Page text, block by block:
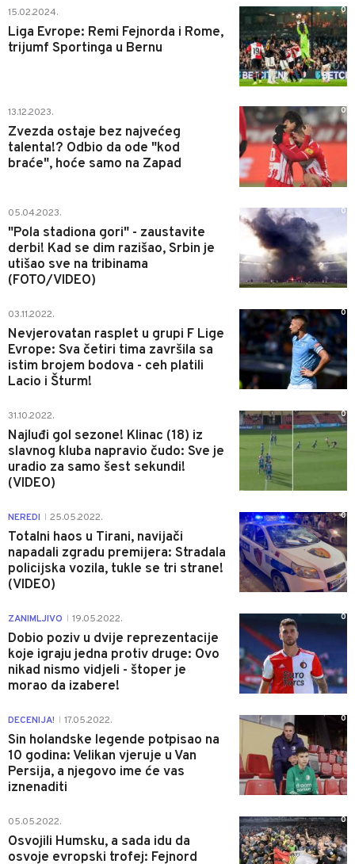
15.02.2024.
Liga Evrope: Remi Fejnorda i Rome,
trijumf Sportinga u Bernu
0
13.12.2023.
Zvezda ostaje bez najvećeg
talenta!? Odbio da ode "kod
braće", hoće samo na Zapad
0
05.04.2023.
"Pola stadiona gori" - zaustavite
derbi! Kad se dim razišao, Srbin je
utišao sve na tribinama
(FOTO/VIDEO)
0
03.11.2022.
Nevjerovatan rasplet u grupi F Lige
Evrope: Sva četiri tima završila sa
istim brojem bodova - ceh platili
Lacio i Šturm!
0
31.10.2022.
Najluđi gol sezone! Klinac (18) iz
slavnog kluba napravio čudo: Sve je
uradio za samo šest sekundi!
(VIDEO)
0
NEREDI 25.05.2022.
Totalni haos u Tirani, navijači
napadali zgradu premijera: Stradala
policijska vozila, tukle se tri strane!
(VIDEO)
0
ZANIMLJIVO 19.05.2022.
Dobio poziv u dvije reprezentacije
koje igraju jedna protiv druge: Ovo
nikad nismo vidjeli - štoper je
morao da izabere!
0
DECENIJA! 17.05.2022.
Sin holandske legende potpisao na
10 godina: Velikan vjeruje u Van
Persija, a njegovo ime će vas
iznenaditi
0
05.05.2022.
Osvojili Humsku, a sada idu da
osvoje evropski trofej: Fejnord
0